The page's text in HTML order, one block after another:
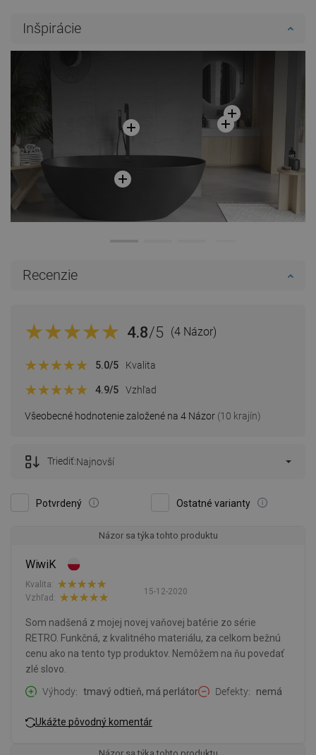
Inšpirácie
Recenzie
4.8/5 (4 Názor)
Všeobecné hodnotenie založené na 4 Názor (10 krajín)
5.0/5 Kvalita
4.9/5 Vzhľad
Potvrdený Ostatné varianty
Triediť:Najnovší
Názor sa týka tohto produktu
WiwiK
15-12-2020
Kvalita:
Vzhľad:
Som nadšená z mojej novej vaňovej batérie zo série
RETRO. Funkčná, z kvalitného materiálu, za celkom bežnú
cenu ako na tento typ produktov. Nemôžem na ňu povedať
zlé slovo.
Výhody
tmavý odtieň, má perlátor Defekty nemá
Ukážte pôvodný komentár